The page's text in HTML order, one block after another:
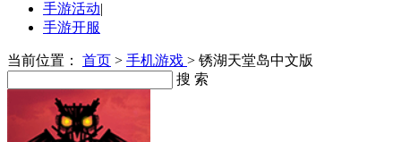
手游活动|
手游开服
当前位置： 首页 > 手机游戏 > 锈湖天堂岛中文版
搜 索